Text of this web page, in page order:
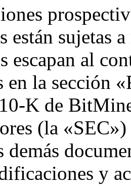
están sujetas
escapan al
en la sección
K de
(la
demás
y